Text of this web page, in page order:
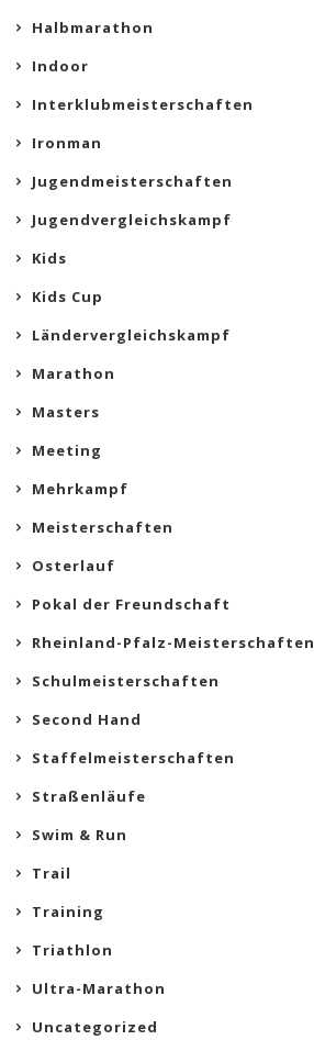
Halbmarathon
Indoor
Interklubmeisterschaften
Ironman
Jugendmeisterschaften
Jugendvergleichskampf
Kids
Kids Cup
Ländervergleichskampf
Marathon
Masters
Meeting
Mehrkampf
Meisterschaften
Osterlauf
Pokal der Freundschaft
Rheinland-Pfalz-Meisterschaften
Schulmeisterschaften
Second Hand
Staffelmeisterschaften
Straßenläufe
Swim & Run
Trail
Training
Triathlon
Ultra-Marathon
Uncategorized